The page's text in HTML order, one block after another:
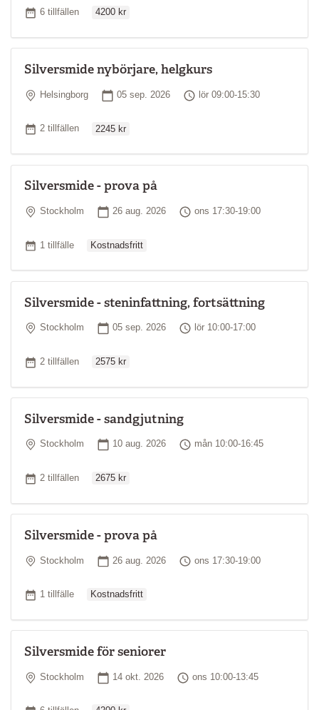
Antal tillfällen
6 tillfällen 4200 kr
Silversmide nybörjare, helgkurs
Plats
Helsingborg Startdatum
05 sep. 2026 Tid
lör 09:00-15:30
Antal tillfällen
2 tillfällen 2245 kr
Silversmide - prova på
Plats
Stockholm Startdatum
26 aug. 2026 Tid
ons 17:30-19:00
Antal tillfällen
1 tillfälle Kostnadsfritt
Silversmide - steninfattning, fortsättning
Plats
Stockholm Startdatum
05 sep. 2026 Tid
lör 10:00-17:00
Antal tillfällen
2 tillfällen 2575 kr
Silversmide - sandgjutning
Plats
Stockholm Startdatum
10 aug. 2026 Tid
mån 10:00-16:45
Antal tillfällen
2 tillfällen 2675 kr
Silversmide - prova på
Plats
Stockholm Startdatum
26 aug. 2026 Tid
ons 17:30-19:00
Antal tillfällen
1 tillfälle Kostnadsfritt
Silversmide för seniorer
Plats
Stockholm Startdatum
14 okt. 2026 Tid
ons 10:00-13:45